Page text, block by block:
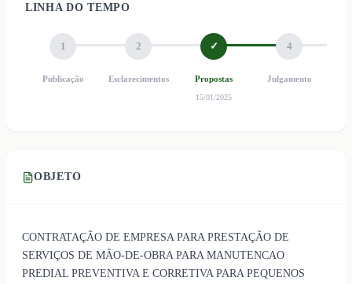
LINHA DO TEMPO
1
Publicação
2
Esclarecimentos
✓
Propostas
15/01/2025
4
Julgamento
OBJETO
CONTRATAÇÃO DE EMPRESA PARA PRESTAÇÃO DE
SERVIÇOS DE MÃO-DE-OBRA PARA MANUTENCAO
PREDIAL PREVENTIVA E CORRETIVA PARA PEQUENOS